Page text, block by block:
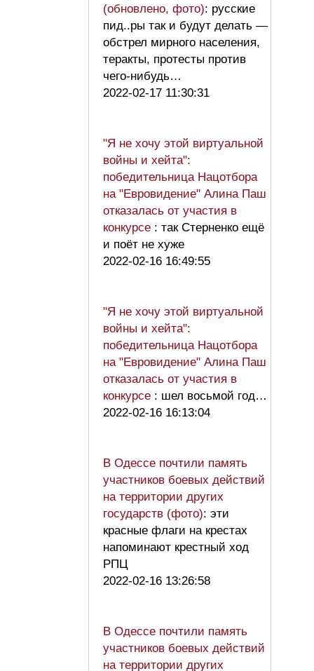
(обновлено, фото): русские
пид..ры так и будут делать —
обстрел мирного населения,
теракты, протесты против
чего-нибудь…
2022-02-17 11:30:31
"Я не хочу этой виртуальной
войны и хейта":
победительница Нацотбора
на "Евровидение" Алина Паш
отказалась от участия в
конкурсе : так Стерненко ещё
и поёт не хуже
2022-02-16 16:49:55
"Я не хочу этой виртуальной
войны и хейта":
победительница Нацотбора
на "Евровидение" Алина Паш
отказалась от участия в
конкурсе : шел восьмой год…
2022-02-16 16:13:04
В Одессе почтили память
участников боевых действий
на территории других
государств (фото): эти
красные флаги на крестах
напоминают крестный ход
РПЦ
2022-02-16 13:26:58
В Одессе почтили память
участников боевых действий
на территории других